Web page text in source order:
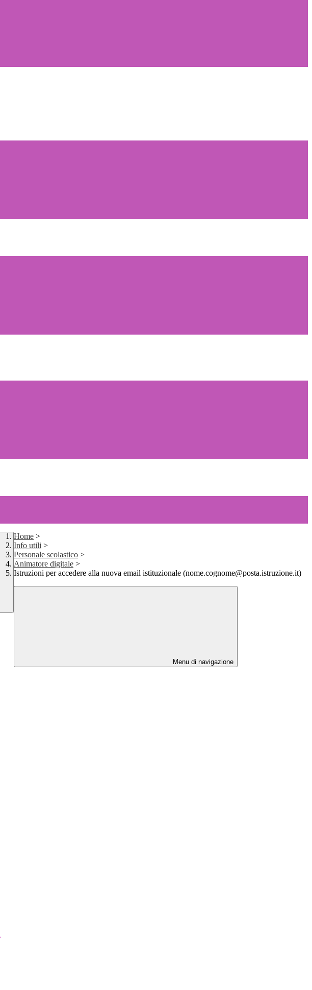
Home >
Info utili >
Personale scolastico >
Animatore digitale >
Istruzioni per accedere alla nuova email istituzionale (nome.cognome@posta.istruzione.it)
Menu di navigazione